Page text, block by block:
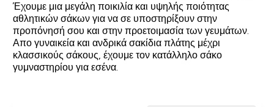
Έχουμε μια μεγάλη ποικιλία και υψηλής ποιότητας
αθλητικών σάκων για να σε υποστηρίξουν στην
προπόνησή σου και στην προετοιμασία των γευμάτων.
Απο γυναικεία και ανδρικά σακίδια πλάτης μέχρι
κλασσικούς σάκους, έχουμε τον κατάλληλο σάκο
γυμναστηρίου για εσένα.